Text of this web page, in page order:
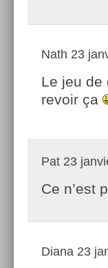
Nath 23
Le jeu de
revoir ça
Pat 23
Ce n’est
Diana 23